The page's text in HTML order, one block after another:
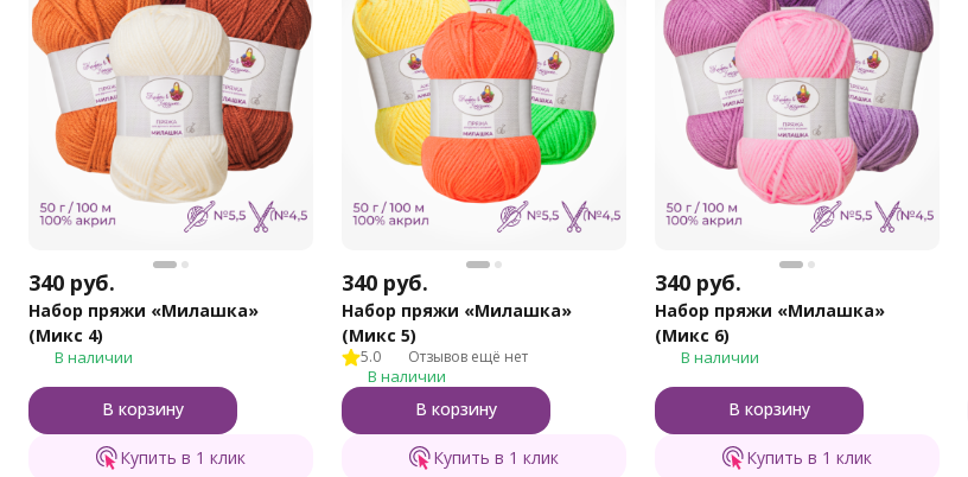
340 руб.
Набор пряжи «Милашка»
(Микс 4)
В наличии
В корзину
Купить в 1 клик
340 руб.
Набор пряжи «Милашка»
(Микс 5)
5.0 Отзывов ещё нет
В наличии
В корзину
Купить в 1 клик
340 руб.
Набор пряжи «Милашка»
(Микс 6)
В наличии
В корзину
Купить в 1 клик